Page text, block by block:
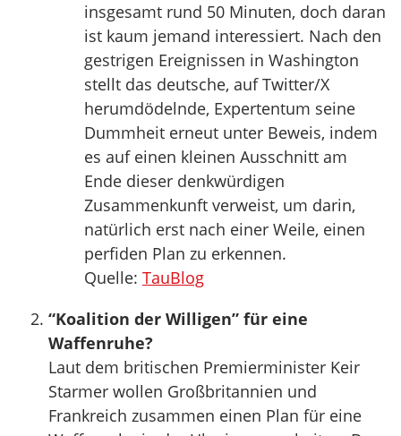
insgesamt rund 50 Minuten, doch daran
ist kaum jemand interessiert. Nach den
gestrigen Ereignissen in Washington
stellt das deutsche, auf Twitter/X
herumdödelnde, Expertentum seine
Dummheit erneut unter Beweis, indem
es auf einen kleinen Ausschnitt am
Ende dieser denkwürdigen
Zusammenkunft verweist, um darin,
natürlich erst nach einer Weile, einen
perfiden Plan zu erkennen.
Quelle: TauBlog
“Koalition der Willigen” für eine
Waffenruhe?
Laut dem britischen Premierminister Keir
Starmer wollen Großbritannien und
Frankreich zusammen einen Plan für eine